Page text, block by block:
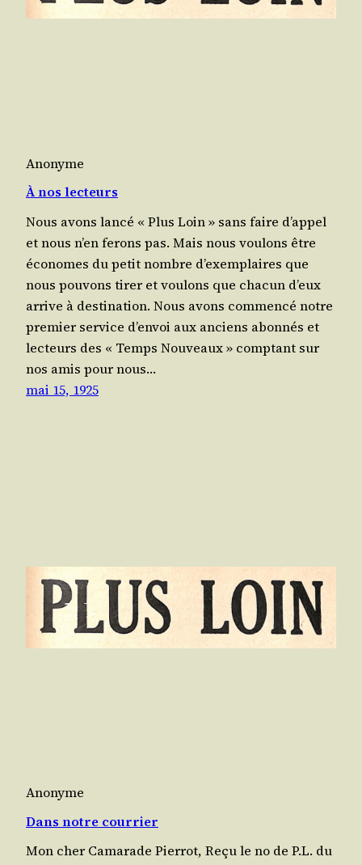
Anonyme
À nos lecteurs
Nous avons lan­cé « Plus Loin » sans faire d’appel
et nous n’en ferons pas. Mais nous vou­lons être
éco­nomes du petit nombre d’exemplaires que
nous pou­vons tirer et vou­lons que cha­cun d’eux
arrive à destination. Nous avons com­men­cé notre
pre­mier ser­vice d’en­voi aux anciens abon­nés et
lec­teurs des « Temps Nou­veaux » comp­tant sur
nos amis pour nous…
mai 15, 1925
Anonyme
Dans notre courrier
Mon cher Cama­rade Pierrot, Reçu le no de P.L. du